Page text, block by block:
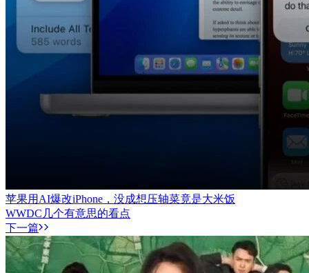
苹果用AI爆改iPhone，没成想压轴菜竟是大米饭
WWDC几个有意思的看点
下一篇